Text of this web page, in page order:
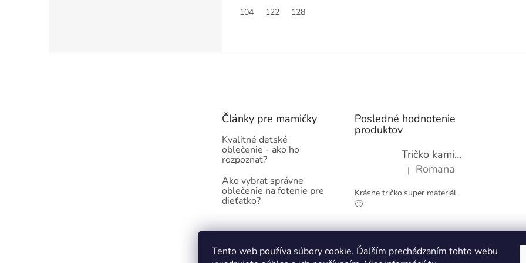
Tento web používa súbory cookie. Ďalším prechádzaním tohto webu
104
122 128
v
i
u
Články pre mamičky
Kvalitné detské
oblečenie - ako ho
rozpoznať?
Ako vybrať správne
oblečenie na fotenie pre
dieťatko?
Posledné hodnotenie
produktov
Tričko kamióny pre chlapcov - novinka (98-134)
Hodnotenie produktu je 5 z 5
| Romana
Krásne tričko,super materiál
🙂
Obchodné podmienky Kontakty